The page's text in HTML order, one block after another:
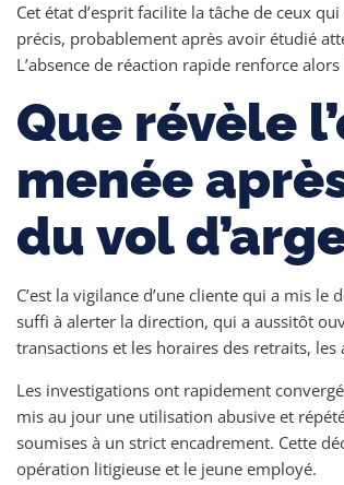
Cet état d’esprit facilite la tâche de ceux
précis, probablement après avoir étudié
L’absence de réaction rapide renforce
Que révèle
menée
du vol
C’est la vigilance d’une cliente qui a mis
suffi à alerter la direction, qui a aussitôt
transactions et les horaires des retraits,
Les investigations ont rapidement
mis au jour une utilisation abusive et
soumises à un strict encadrement. Cette
opération litigieuse et le jeune employé.